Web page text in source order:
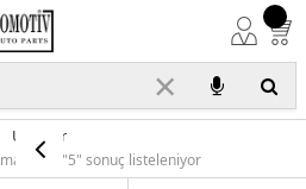
×
Ürünler
için "5" sonuç listeleniyor